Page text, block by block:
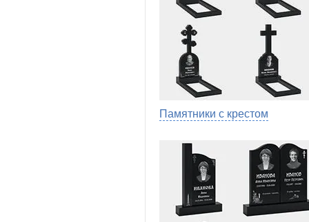
Памятники с крестом